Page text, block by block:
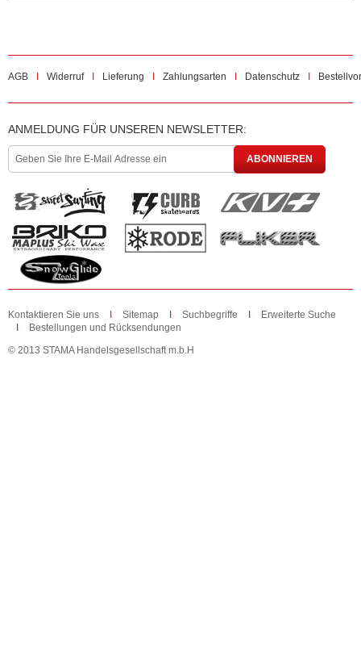
AGB Widerruf Lieferung Zahlungsarten Datenschutz
ANMELDUNG FÜR UNSEREN NEWSLETTER:
ABONNIEREN
Kontaktieren Sie uns Sitemap Suchbegriffe
Erweiterte Suche
Bestellungen und Rücksendungen
© 2013 STAMA Handelsgesellschaft m.b.H